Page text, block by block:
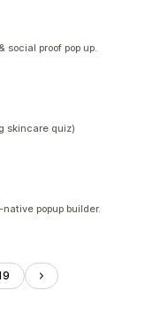
social proof pop up.
skincare quiz)
popup builder.